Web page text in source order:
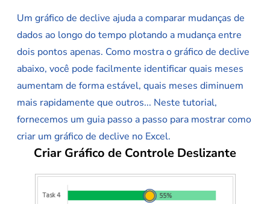
Um gráfico de declive ajuda a comparar mudanças de
dados ao longo do tempo plotando a mudança entre
dois pontos apenas. Como mostra o gráfico de declive
abaixo, você pode facilmente identificar quais meses
aumentam de forma estável, quais meses diminuem
mais rapidamente que outros... Neste tutorial,
fornecemos um guia passo a passo para mostrar como
criar um gráfico de declive no Excel.
Criar Gráfico de Controle Deslizante